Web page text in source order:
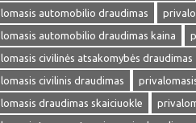
automobilio draudimas
automobilio draudimas kaina
civilinės atsakomybės draudimas
civilinis draudimas
draudimas skaiciuokle